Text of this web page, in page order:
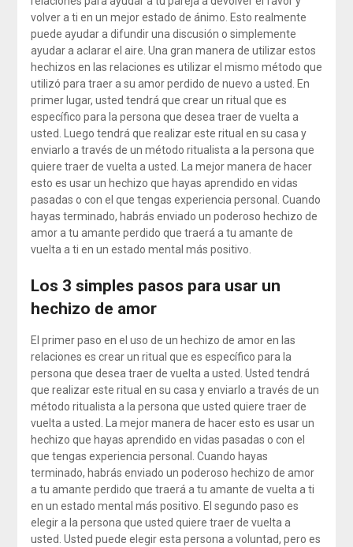
volver a ti en un mejor estado de ánimo. Esto realmente
puede ayudar a difundir una discusión o simplemente
ayudar a aclarar el aire. Una gran manera de utilizar estos
hechizos en las relaciones es utilizar el mismo método que
utilizó para traer a su amor perdido de nuevo a usted. En
primer lugar, usted tendrá que crear un ritual que es
específico para la persona que desea traer de vuelta a
usted. Luego tendrá que realizar este ritual en su casa y
enviarlo a través de un método ritualista a la persona que
quiere traer de vuelta a usted. La mejor manera de hacer
esto es usar un hechizo que hayas aprendido en vidas
pasadas o con el que tengas experiencia personal. Cuando
hayas terminado, habrás enviado un poderoso hechizo de
amor a tu amante perdido que traerá a tu amante de
vuelta a ti en un estado mental más positivo.
Los 3 simples pasos para usar un
hechizo de amor
El primer paso en el uso de un hechizo de amor en las
relaciones es crear un ritual que es específico para la
persona que desea traer de vuelta a usted. Usted tendrá
que realizar este ritual en su casa y enviarlo a través de un
método ritualista a la persona que usted quiere traer de
vuelta a usted. La mejor manera de hacer esto es usar un
hechizo que hayas aprendido en vidas pasadas o con el
que tengas experiencia personal. Cuando hayas
terminado, habrás enviado un poderoso hechizo de amor
a tu amante perdido que traerá a tu amante de vuelta a ti
en un estado mental más positivo. El segundo paso es
elegir a la persona que usted quiere traer de vuelta a
usted. Usted puede elegir esta persona a voluntad, pero es